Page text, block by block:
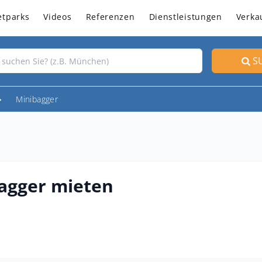
Videos Referenzen Dienstleistungen
Minibagger
mieten